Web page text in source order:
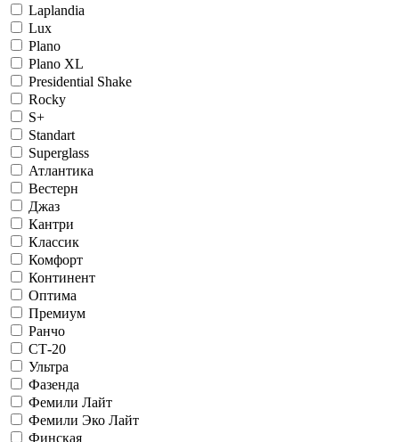
Laplandia
Lux
Plano
Plano XL
Presidential Shake
Rocky
S+
Standart
Superglass
Атлантика
Вестерн
Джаз
Кантри
Классик
Комфорт
Континент
Оптима
Премиум
Ранчо
СТ-20
Ультра
Фазенда
Фемили Лайт
Фемили Эко Лайт
Финская